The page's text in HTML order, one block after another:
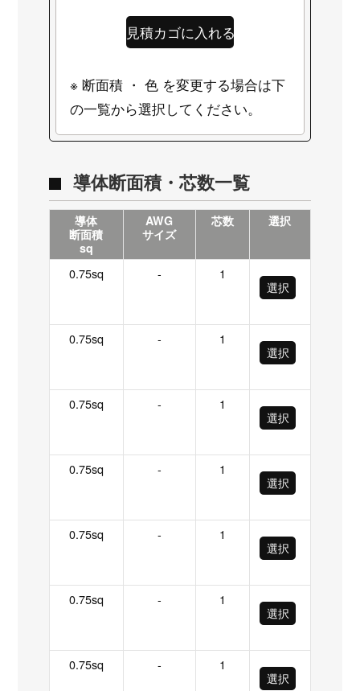
※ 断面積 ・ 色 を変更する場合は下
の一覧から選択してください。
導体断面積・芯数一覧
導体
断面積
sq
AWG
サイズ
芯数 選択
0.75sq -
1
選択
0.75sq -
1
選択
0.75sq -
1
選択
0.75sq -
1
選択
0.75sq -
1
選択
0.75sq -
1
選択
0.75sq -
1
選択